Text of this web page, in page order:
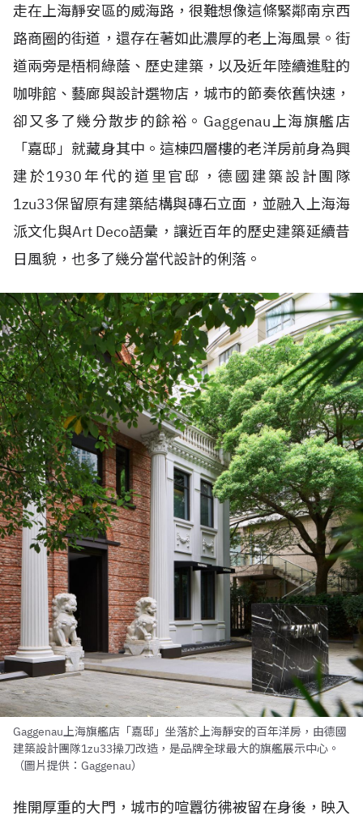
走在上海靜安區的威海路，很難想像這條緊鄰南京西
路商圈的街道，還存在著如此濃厚的老上海風景。街
道兩旁是梧桐綠蔭、歷史建築，以及近年陸續進駐的
咖啡館、藝廊與設計選物店，城市的節奏依舊快速，
卻又多了幾分散步的餘裕。Gaggenau上海旗艦店
「嘉邸」就藏身其中。這棟四層樓的老洋房前身為興
建於1930年代的道里官邸，德國建築設計團隊
1zu33保留原有建築結構與磚石立面，並融入上海海
派文化與Art Deco語彙，讓近百年的歷史建築延續昔
日風貌，也多了幾分當代設計的俐落。
Gaggenau上海旗艦店「嘉邸」坐落於上海靜安的百年洋房，由德國
建築設計團隊1zu33操刀改造，是品牌全球最大的旗艦展示中心。
（圖片提供：Gaggenau）
推開厚重的大門，城市的喧囂彷彿被留在身後，映入